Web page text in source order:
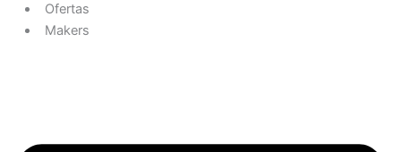
Ofertas
Makers